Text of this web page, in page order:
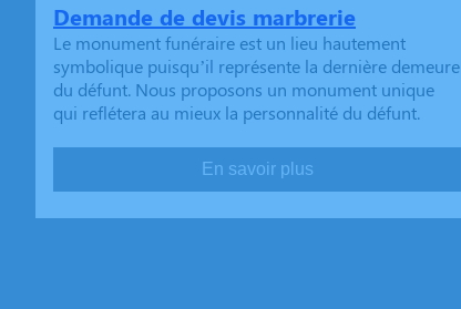
Demande de devis marbrerie
Le monument funéraire est un lieu hautement
symbolique puisqu’il représente la dernière demeure
du défunt. Nous proposons un monument unique
qui reflétera au mieux la personnalité du défunt.
En savoir plus